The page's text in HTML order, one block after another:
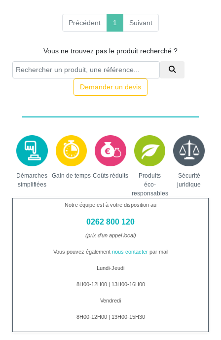
Précédent 1 (current)
Suivant
Vous ne trouvez pas le produit recherché ?
Demander un devis
Démarches
simplifiées
Gain de temps Coûts réduits
Produits
éco-
responsables
Sécurité
juridique
Notre équipe est à votre disposition au
0262 800 120
(prix d'un appel local)
Vous pouvez également nous contacterpar mail
Lundi-Jeudi
8H00-12H00 | 13H00-16H00
Vendredi
8H00-12H00 | 13H00-15H30